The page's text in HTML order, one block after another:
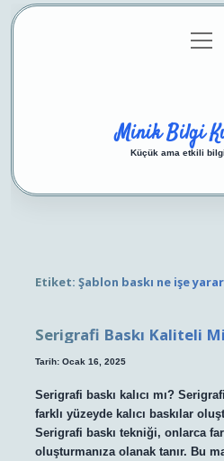
Gizlilik menüyü
aç
Minik Bilgi
Küçük ama etkili
Etiket: Şablon baskı ne işe yarar
Serigrafi Baskı Kaliteli Mi
Tarih: Ocak 16, 2025
Serigrafi baskı kalıcı mı?
farklı yüzeyde kalıcı baskılar
Serigrafi baskı tekniği, onlarca
oluşturmanıza olanak tanır. Bu